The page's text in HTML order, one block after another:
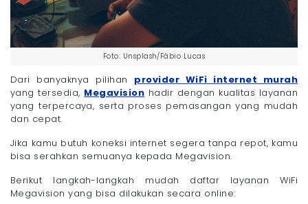
Foto: Unsplash/Fábio Lucas
Dari banyaknya pilihan provider WiFi internet murah
yang tersedia, Megavision hadir dengan kualitas layanan
yang terpercaya, serta proses pemasangan yang mudah
dan cepat.
Jika kamu butuh koneksi internet segera tanpa repot, kamu
bisa serahkan semuanya kepada Megavision.
Berikut langkah-langkah mudah daftar layanan WiFi
Megavision yang bisa dilakukan secara online: